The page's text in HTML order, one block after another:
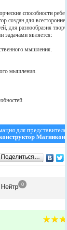
способности
создан для
для разнообразия
задачами является:
мышления.
мышления.
кругозора.
для
Поделиться…
Нейтр 0